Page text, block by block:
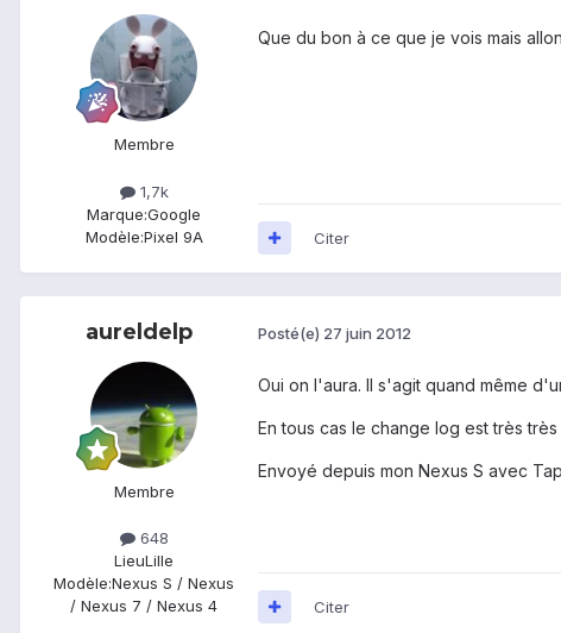
Membre
1,7k
Marque:Google
Modèle:Pixel 9A
Que du bon à ce que je vois mais
Citer
aureldelp
Membre
648
LieuLille
Modèle:Nexus S / Nexus
/ Nexus 7 / Nexus 4
Posté(e) 27 juin 2012
Oui on l'aura. Il s'agit quand même
En tous cas le change log est très très
Envoyé depuis mon Nexus S avec
Citer